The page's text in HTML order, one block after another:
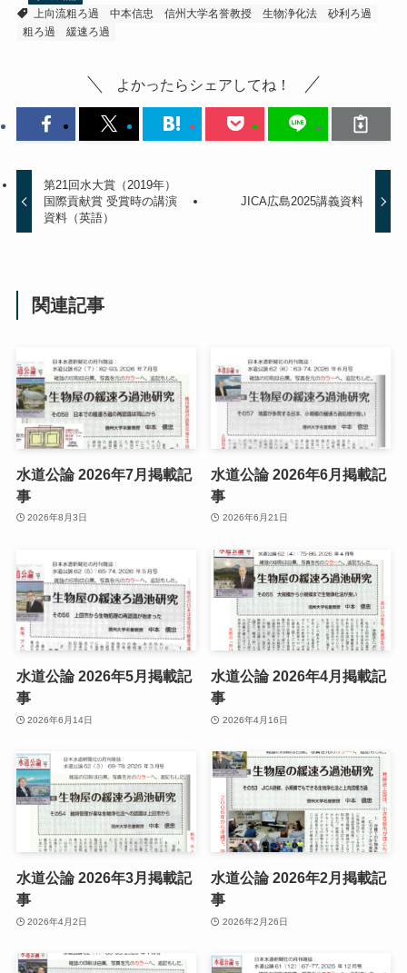
上向流粗ろ過
中本信忠 信州大学名誉教授 生物浄化法
砂利ろ過
粗ろ過
緩速ろ過
よかったらシェアしてね！
第21回水大賞（2019年）
国際貢献賞 受賞時の講演
資料（英語）
JICA広島2025講義資料
関連記事
水道公論 2026年7月掲載記
事
2026年8月3日
水道公論 2026年6月掲載記
事
2026年6月21日
水道公論 2026年5月掲載記
事
2026年6月14日
水道公論 2026年4月掲載記
事
2026年4月16日
水道公論 2026年3月掲載記
事
2026年4月2日
水道公論 2026年2月掲載記
事
2026年2月26日